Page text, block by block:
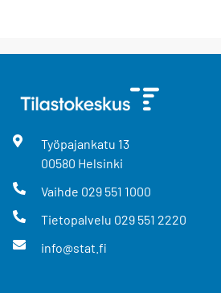
Työpajankatu 13
00580 Helsinki
Vaihde 029 551 1000
Tietopalvelu 029 551 2220
info@stat.fi